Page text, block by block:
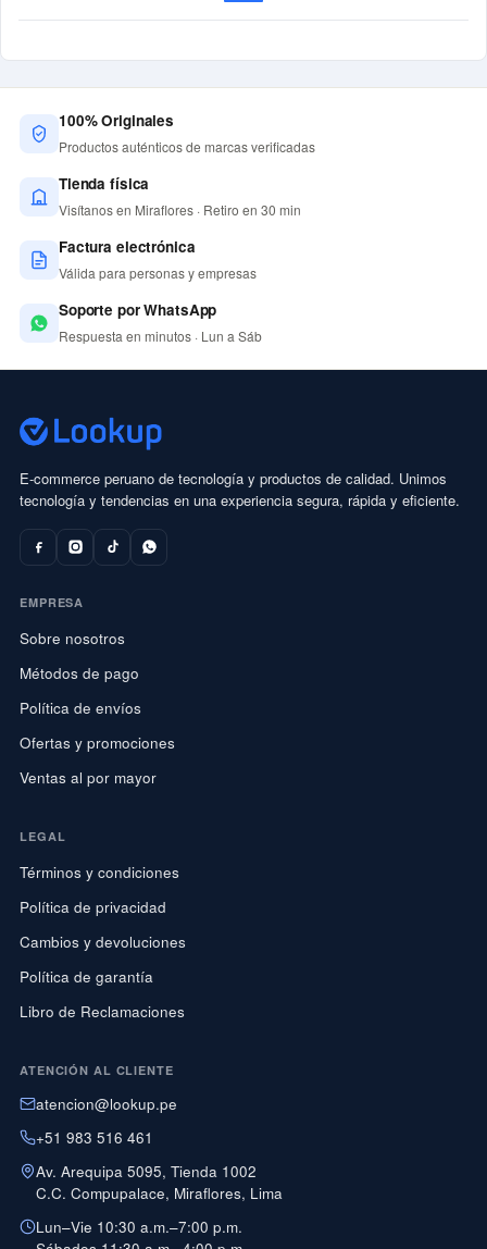
100% Originales
Productos auténticos de marcas verificadas
Tienda física
Visítanos en Miraflores · Retiro en 30 min
Factura electrónica
Válida para personas y empresas
Soporte por WhatsApp
Respuesta en minutos · Lun a Sáb
E-commerce peruano de tecnología y productos de calidad. Unimos
tecnología y tendencias en una experiencia segura, rápida y eficiente.
EMPRESA
Sobre nosotros
Métodos de pago
Política de envíos
Ofertas y promociones
Ventas al por mayor
LEGAL
Términos y condiciones
Política de privacidad
Cambios y devoluciones
Política de garantía
Libro de Reclamaciones
ATENCIÓN AL CLIENTE
atencion@lookup.pe
+51 983 516 461
Av. Arequipa 5095, Tienda 1002
C.C. Compupalace, Miraflores, Lima
Lun–Vie 10:30 a.m.–7:00 p.m.